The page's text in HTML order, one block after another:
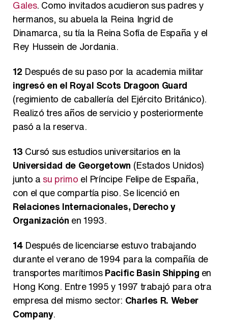
Gales. Como invitados acudieron sus padres y
hermanos, su abuela la Reina Ingrid de
Dinamarca, su tía la Reina Sofía de España y el
Rey Hussein de Jordania.
12 Después de su paso por la academia militar
ingresó en el Royal Scots Dragoon Guard
(regimiento de caballería del Ejército Británico).
Realizó tres años de servicio y posteriormente
pasó a la reserva.
13 Cursó sus estudios universitarios en la
Universidad de Georgetown (Estados Unidos)
junto a su primo el Príncipe Felipe de España,
con el que compartía piso. Se licenció en
Relaciones Internacionales, Derecho y
Organización en 1993.
14Después de licenciarse estuvo trabajando
durante el verano de 1994 para la compañía de
transportes marítimosPacific Basin Shipping en
Hong Kong. Entre 1995 y 1997 trabajó para otra
empresa del mismo sector: Charles R. Weber
Company.